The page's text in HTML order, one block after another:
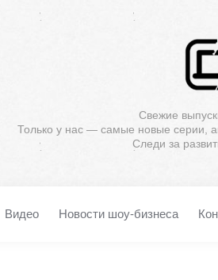
Свежие
Только у нас — самые новые серии,
Следи за
Видео Новости шоу-бизнеса